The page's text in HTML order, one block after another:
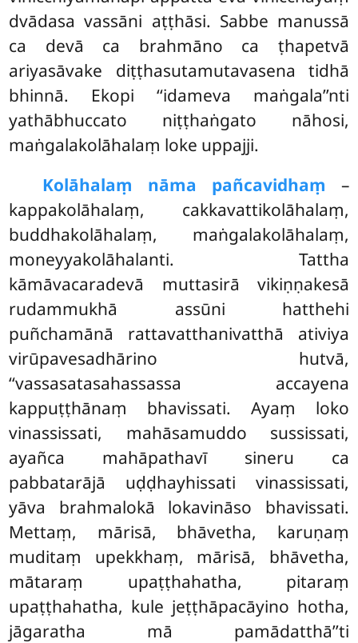
dvādasa vassāni aṭṭhāsi. Sabbe manussā
ca devā ca brahmāno ca ṭhapetvā
ariyasāvake diṭṭhasutamutavasena tidhā
bhinnā. Ekopi ‘‘idameva maṅgala’’nti
yathābhuccato niṭṭhaṅgato nāhosi,
maṅgalakolāhalaṃ loke uppajji.
Kolāhalaṃ nāma pañcavidhaṃ –
kappakolāhalaṃ, cakkavattikolāhalaṃ,
buddhakolāhalaṃ, maṅgalakolāhalaṃ,
moneyyakolāhalanti. Tattha
kāmāvacaradevā muttasirā vikiṇṇakesā
rudammukhā assūni hatthehi
puñchamānā rattavatthanivatthā ativiya
virūpavesadhārino hutvā,
‘‘vassasatasahassassa accayena
kappuṭṭhānaṃ bhavissati. Ayaṃ loko
vinassissati, mahāsamuddo sussissati,
ayañca mahāpathavī sineru ca
pabbatarājā uḍḍhayhissati vinassissati,
yāva brahmalokā lokavināso bhavissati.
Mettaṃ, mārisā, bhāvetha, karuṇaṃ
muditaṃ upekkhaṃ, mārisā, bhāvetha,
mātaraṃ upaṭṭhahatha, pitaraṃ
upaṭṭhahatha, kule jeṭṭhāpacāyino hotha,
jāgaratha mā pamādatthā’’ti